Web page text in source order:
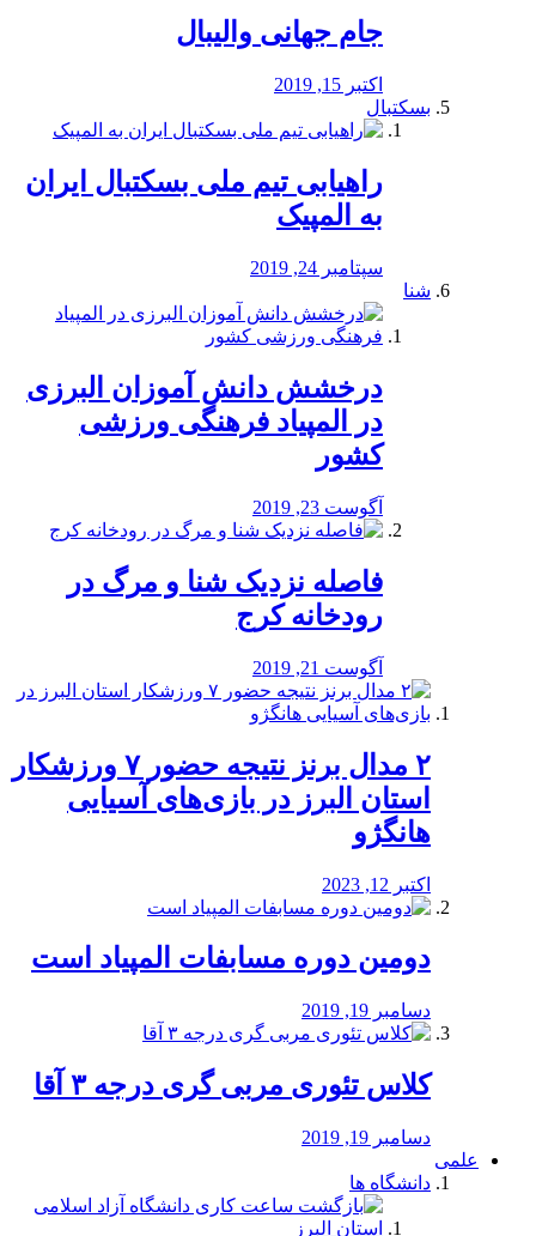
جام جهانی والیبال
اکتبر 15, 2019
بسکتبال
راهیابی تیم ملی بسکتبال ایران
به المپیک
سپتامبر 24, 2019
شنا
درخشش دانش آموزان البرزی
در المپیاد فرهنگی ورزشی
کشور
آگوست 23, 2019
️فاصله نزدیک شنا و مرگ در
رودخانه کرج
آگوست 21, 2019
۲ مدال برنز نتیجه حضور ۷ ورزشکار
استان البرز در بازی‌های آسیایی
هانگژو
اکتبر 12, 2023
دومین دوره مسابفات المپیاد است
دسامبر 19, 2019
کلاس تئوری مربی گری درجه ۳ آقا
دسامبر 19, 2019
علمی
دانشگاه ها